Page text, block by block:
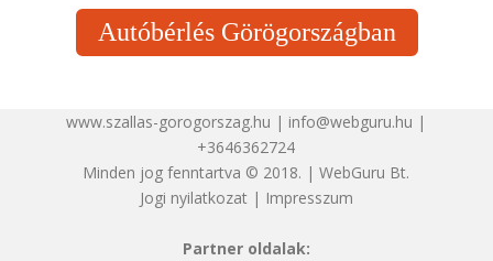
Autóbérlés Görögországban
www.szallas-gorogorszag.hu | info@webguru.hu |
+3646362724
Minden jog fenntartva © 2018. | WebGuru Bt.
Jogi nyilatkozat| Impresszum
Partner oldalak: